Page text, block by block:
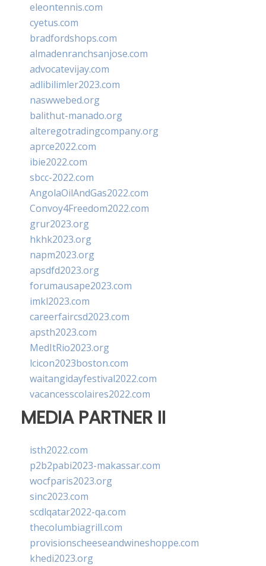
eleontennis.com
cyetus.com
bradfordshops.com
almadenranchsanjose.com
advocatevijay.com
adlibilimler2023.com
naswwebed.org
balithut-manado.org
alteregotradingcompany.org
aprce2022.com
ibie2022.com
sbcc-2022.com
AngolaOilAndGas2022.com
Convoy4Freedom2022.com
grur2023.org
hkhk2023.org
napm2023.org
apsdfd2023.org
forumausape2023.com
imkl2023.com
careerfaircsd2023.com
apsth2023.com
MedItRio2023.org
lcicon2023boston.com
waitangidayfestival2022.com
vacancesscolaires2022.com
MEDIA PARTNER II
isth2022.com
p2b2pabi2023-makassar.com
wocfparis2023.org
sinc2023.com
scdlqatar2022-qa.com
thecolumbiagrill.com
provisionscheeseandwineshoppe.com
khedi2023.org